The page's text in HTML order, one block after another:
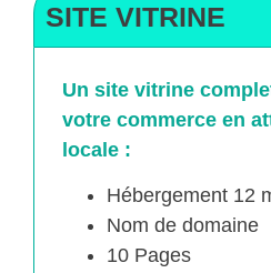
SITE VITRINE
Un site vitrine
votre commerce en
locale :
Hébergement 12
Nom de domaine
10 Pages